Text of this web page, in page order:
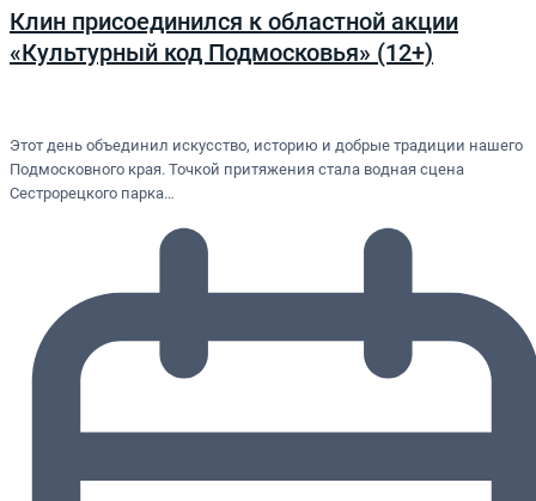
Клин присоединился к областной акции
«Культурный код Подмосковья» (12+)
Этот день объединил искусство, историю и добрые традиции нашего
Подмосковного края. Точкой притяжения стала водная сцена
Сестрорецкого парка…